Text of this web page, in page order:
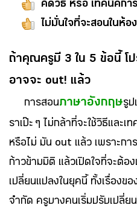
คิดวิธี หรือ เทคนิคกา
ไม่มั่นใจที่จะสอนในห้อ
ถ้าคุณครูมี 3 ใน 5 ข้อนี้ โ
อาจจะ out! แล้ว
การสอนภาษาอังกฤษรูป
ราเป๊ะ ๆ ไม่กล้าที่จะใช้วิธีและ
หรือไม่ มัน out แล้ว เพราะก
ก้าวข้ามมิติ แล้วเปิดใจที่จะต้อ
เปลี่ยนแปลงในยุคนี้ ทั้งเรื่องขอ
จำกัด ครูบางคนเริ่มปรับเปลี่ย